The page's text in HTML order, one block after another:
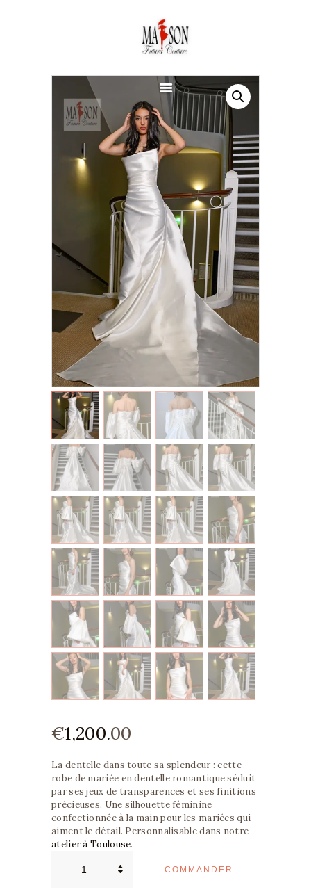
ACCUEIL
À PROPOS
SERVICES
COLLECTIONS
ROBES DE MARIAGE
ROBE DE CÉRÉMONIE
ROBES DE SOIRÉE
ROBES MÈRE DE
MARIÉE
CRÉATIONS UNIQUES
ROBES DE COCKTAIL
ROBE DE GALA
TENUE HABILLÉE
BLOG
CONTACTS
€1,200.00
La dentelle dans toute sa splendeur : cette
robe de mariée en dentelle romantique séduit
par ses jeux de transparences et ses finitions
précieuses. Une silhouette féminine
confectionnée à la main pour les mariées qui
aiment le détail. Personnalisable dans notre
atelier à Toulouse.
COMMANDER